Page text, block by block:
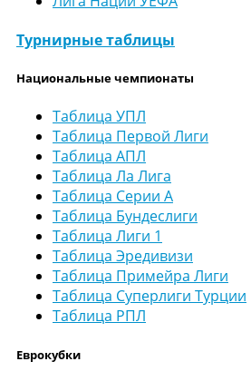
Турнирные таблицы
Национальные чемпионаты
Таблица УПЛ
Таблица Первой Лиги
Таблица АПЛ
Таблица Ла Лига
Таблица Серии А
Таблица Бундеслиги
Таблица Лиги 1
Таблица Эредивизи
Таблица Примейра Лиги
Таблица Суперлиги Турции
Таблица РПЛ
Еврокубки